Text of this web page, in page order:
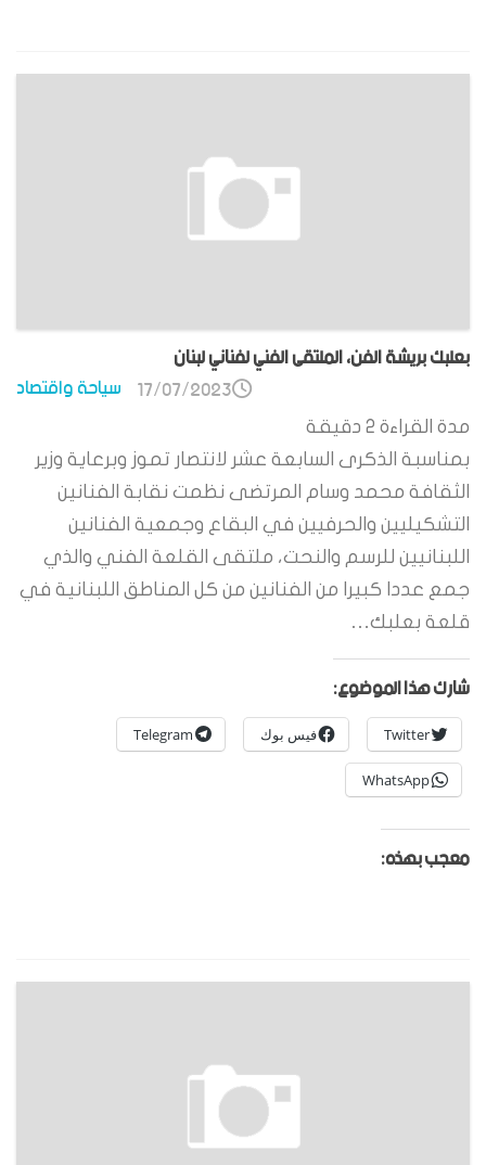
بعلبك بريشة الفن، الملتقى الفني لفناني لبنان
سياحة واقتصاد 17/07/2023
مدة القراءة 2 دقيقة
بمناسبة الذكرى السابعة عشر لانتصار تموز وبرعاية وزير
الثقافة محمد وسام المرتضى نظمت نقابة الفنانين
التشكيليين والحرفيين في البقاع وجمعية الفنانين
اللبنانيين للرسم والنحت، ملتقى القلعة الفني والذي
جمع عددا كبيرا من الفنانين من كل المناطق اللبنانية في
قلعة بعلبك…
شارك هذا الموضوع:
Twitter فيس بوك Telegram
WhatsApp
معجب بهذه: